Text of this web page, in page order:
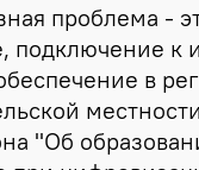
проблема -
подключение к
в
"Об